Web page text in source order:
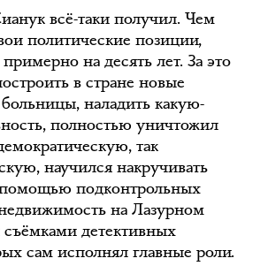
всё-таки получил. Чем
политические позиции,
на десять лет. За это
в стране новые
наладить какую-
полностью уничтожил
так
научился накручивать
подконтрольных
на Лазурном
съёмками детективных
сам исполнял главные роли.